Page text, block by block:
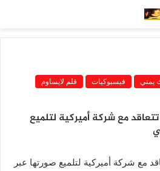
يمني فيسبوكيات
قلم لايساوم
مع شركة أميركية لتلميع
مع شركة أميركية لتلميع صورتها عبر